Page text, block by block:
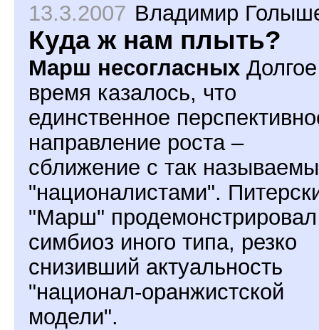
13.3.2007 Владимир
Куда ж нам плыть?
Марш несогласных Долгое
время казалось, что
единственное
направление роста –
сближение с так
"националистами".
"Марш" продемонстрировал
симбиоз иного типа, резко
снизивший актуальность
"национал-оранжистской
модели".